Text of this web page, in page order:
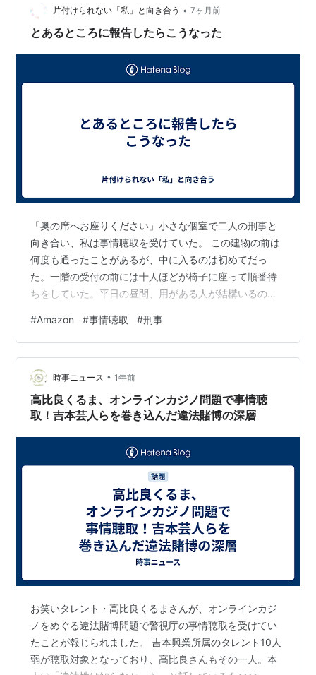
かればいいが・・・ 群馬中央ギター学院のトップページ
へリンクします。 中央マンドリンクラブ…
片付けられない「私」と向き合う • 7ヶ月前
とあるところに報告したらこうなった
「奥の席へお座りください」小さな個室で二人の刑事と
向き合い、私は事情聴取を受けていた。 この建物の前は
何度も通ったことがあるが、中に入るのは初めてだっ
た。一階の受付の前には十人ほどが椅子に座って順番待
ちをしていた。平日の昼間、用がある人が結構いるのだ
を掛けた。 「先程電話した〇〇です」 私が名乗ったとこ
ろで受付の二人は私が訪ねて来ることを把握していなか
った。担当者の名を聞かれたが分からないと答えた。 い
つでも電話で問い合わせた際には相手の名前を控えてお
くのに、今日に限って聞き忘れていた。こちらは電話で
フルネームを名乗り、今から伺いたいという希望…
#Amazon #事情聴取 #刑事
時事ニュース • 1年前
高比良くるま、オンラインカジノ問題で事情聴
取！吉本芸人らを巻き込んだ違法賭博の深層
お笑いタレント・高比良くるまさんが、オンラインカジ
ノをめぐる違法賭博問題で警視庁の事情聴取を受けてい
たことが報じられました。 吉本興業所属のタレント10人
弱が聴取対象となっており、高比良さんもその一人。本